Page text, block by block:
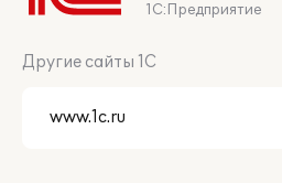
1С:Предприятие
Другие сайты 1С